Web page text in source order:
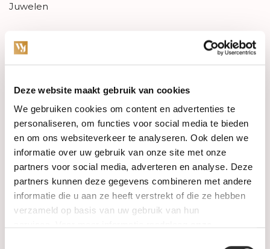
Deze website maakt gebruik van cookies
We gebruiken cookies om content en advertenties te
personaliseren, om functies voor social media te bieden
en om ons websiteverkeer te analyseren. Ook delen we
informatie over uw gebruik van onze site met onze
partners voor social media, adverteren en analyse. Deze
partners kunnen deze gegevens combineren met andere
informatie die u aan ze heeft verstrekt of die ze hebben
verzameld op basis van uw gebruik van hun
Juwelen
PRE-OWNED
Luxe Accessoires
Informatie
Heren Sieraden
SALE